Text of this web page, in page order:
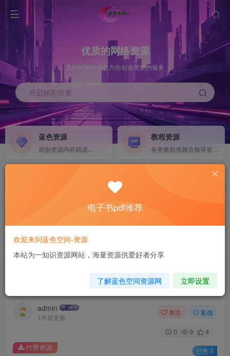
优质的网络资源
及时的网络信息为你创造优良的服务
开启精彩搜索
蓝色资源
原创资源内容精选...
教程资源
计算机 移动设备 软件下载....
电子书籍下载...
首页 未分类 正文
国外游戏打金，散人轻松日入5张，工作室批量日
admin
1年前更新
关注 私信
0 9 4
付费资源 已售 5
电子书pdf推荐
欢迎来到蓝色空间-资源
本站为一知识资源网站，海量资源供爱好者分享
了解蓝色空间资源网 立即设置